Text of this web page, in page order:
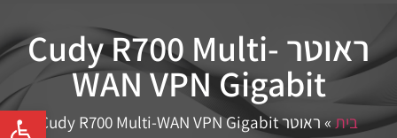
פתח
ראוטר Cudy R700 Multi-
WAN VPN Gigabit
בית»ראוטר Cudy R700 Multi-WAN VPN Gigabit